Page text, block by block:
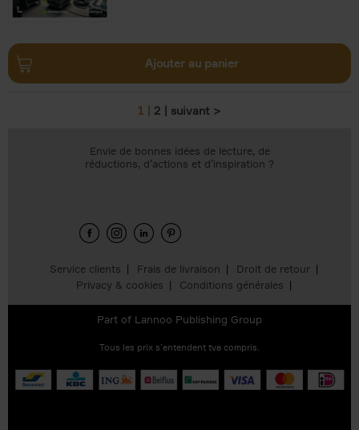
Ajouter au panier
1 2 suivant >
Service clients Frais de livraison
Droit de retour
Privacy & cookies
Conditions générales
Envie de bonnes idées de lecture, de
réductions, d’actions et d’inspiration ?
Part of Lannoo Publishing Group
Tous les prix s’entendent tva compris.